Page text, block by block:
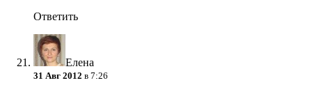
Ответить
Елена
31 Авг 2012 в 7:26